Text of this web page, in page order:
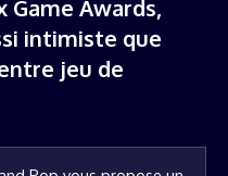
Game Awards,
intimiste que
jeu de